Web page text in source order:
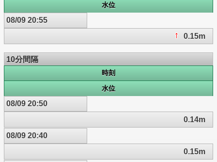
水位
08/09 20:55
0.15m
10分間隔
時刻
水位
08/09 20:50
0.14m
08/09 20:40
0.15m